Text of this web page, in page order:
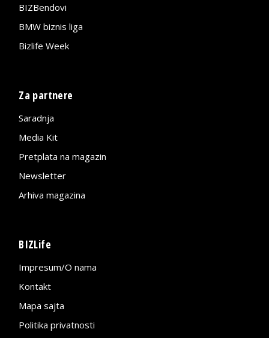
BIZBendovi
BMW biznis liga
Bizlife Week
Za partnere
Saradnja
Media Kit
Pretplata na magazin
Newsletter
Arhiva magazina
BIZLife
Impresum/O nama
Kontakt
Mapa sajta
Politika privatnosti